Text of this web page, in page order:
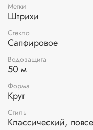
Метки
Штрихи
Стекло
Сапфировое
Водозащита
50 м
Форма
Круг
Стиль
Классический,